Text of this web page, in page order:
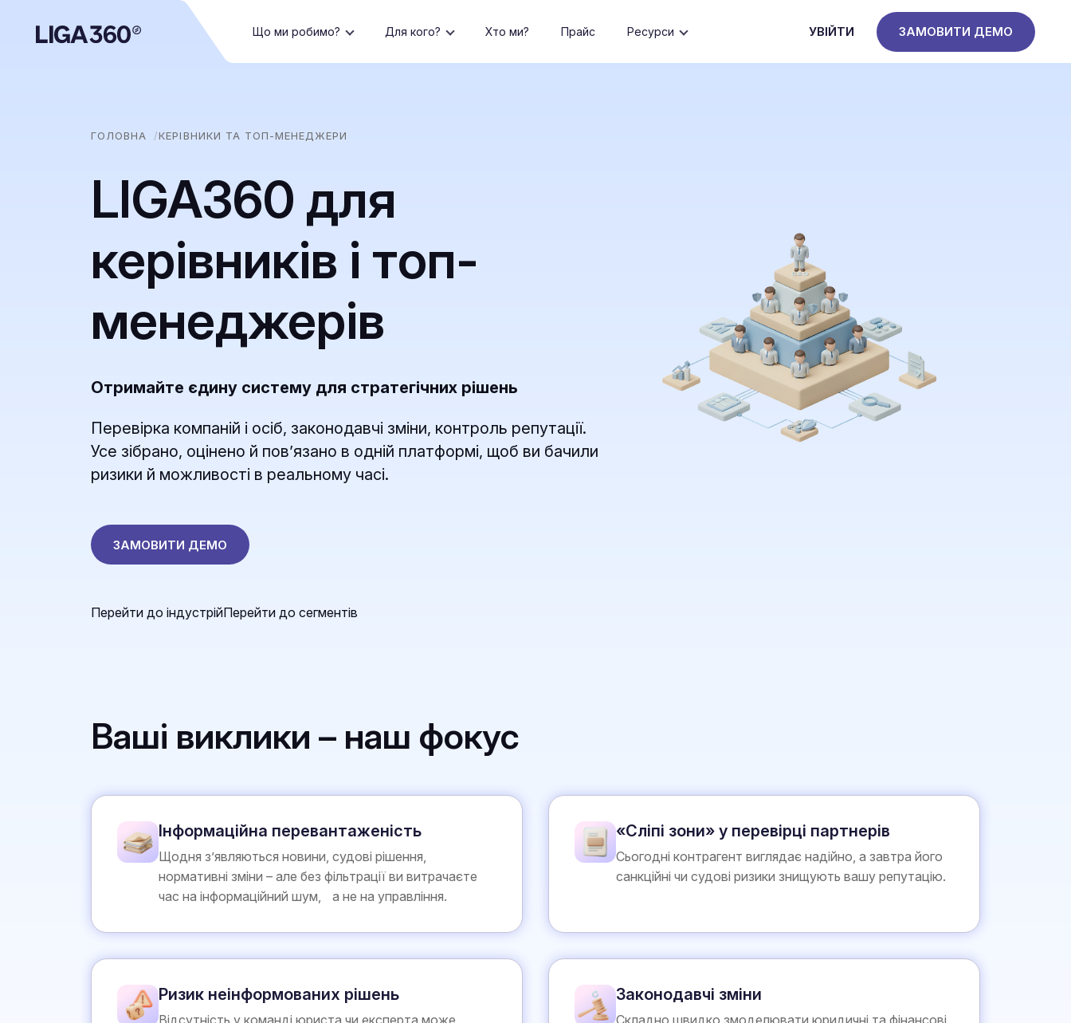
Що ми робимо? Для кого? Хто ми? Прайс Ресурси УВІЙТИ ЗАМОВИТИ ДЕМО
ГОЛОВНА КЕРІВНИКИ ТА ТОП-МЕНЕДЖЕРИ
LIGA360 для
керівників і топ-
менеджерів
Отримайте єдину систему для стратегічних рішень
Перевірка компаній і осіб, законодавчі зміни, контроль репутації.
Усе зібрано, оцінено й повʼязано в одній платформі, щоб ви бачили
ризики й можливості в реальному часі.
ЗАМОВИТИ ДЕМО
Перейти до індустрійПерейти до сегментів
Ваші виклики – наш фокус
Інформаційна перевантаженість
Щодня з’являються новини, судові рішення,
нормативні зміни – але без фільтрації ви витрачаєте
час на інформаційний шум, а не на управління.
«Сліпі зони» у перевірці партнерів
Сьогодні контрагент виглядає надійно, а завтра його
санкційні чи судові ризики знищують вашу репутацію.
Ризик неінформованих рішень
Відсутність у команді юриста чи експерта може
Законодавчі зміни
Складно швидко змоделювати юридичні та фінансові